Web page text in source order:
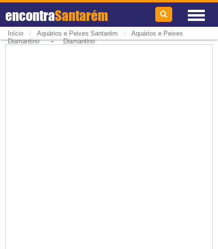
encontraSantarém
Início / Aquários e Peixes Santarém / Aquários e Peixes
Diamantino-Diamantino